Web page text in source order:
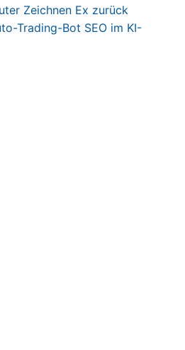
r Zeichnen Ex zurück
Trading-Bot SEO im KI-